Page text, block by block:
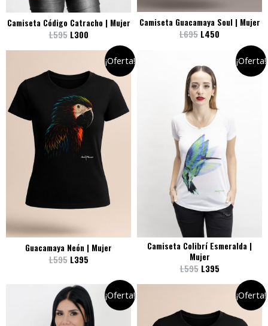
Camiseta Código Catracho | Mujer
L595 L300
Camiseta Guacamaya Soul | Mujer
L695 L450
¡Oferta!
Guacamaya Neón | Mujer
L595 L395
¡Oferta!
Camiseta Colibrí Esmeralda |
Mujer
L595 L395
¡Oferta! ¡Oferta!